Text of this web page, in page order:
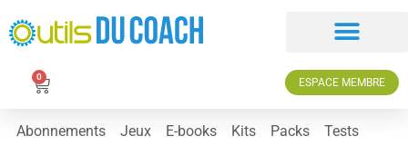
0 ESPACE MEMBRE
Abonnements Jeux E-books Kits Packs
Tests